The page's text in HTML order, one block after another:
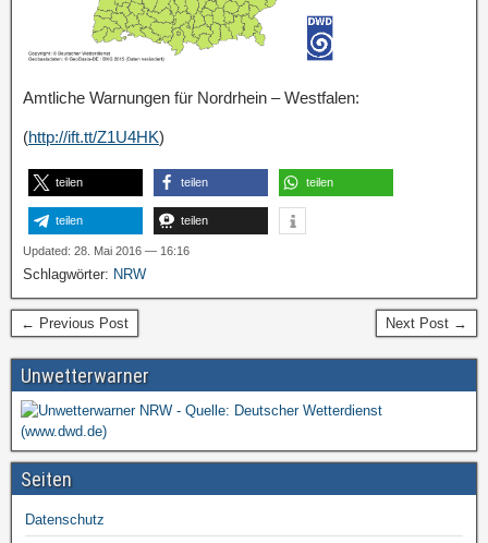
Amtliche Warnungen für Nordrhein – Westfalen:
(http://ift.tt/Z1U4HK)
teilen teilen teilen
teilen teilen
Updated: 28. Mai 2016 — 16:16
Schlagwörter: NRW
← Previous Post Next Post →
Unwetterwarner
Seiten
Datenschutz